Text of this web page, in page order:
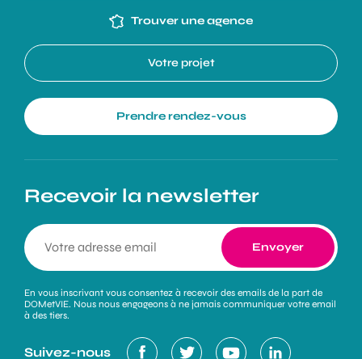
Trouver une agence
Votre projet
Prendre rendez-vous
Recevoir la newsletter
En vous inscrivant vous consentez à recevoir des emails de la part de
DOMetVIE. Nous nous engageons à ne jamais communiquer votre email
à des tiers.
Suivez-nous